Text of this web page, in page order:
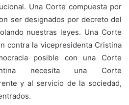
Una Corte compuesta por
ser designados por decreto del
nuestras leyes. Una Corte
contra la vicepresidenta Cristina
posible con una Corte
necesita una Corte
y al servicio de la sociedad,